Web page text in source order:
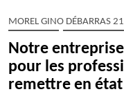
MOREL GINO DÉBARRAS 21
Notre
pour les
remettre en